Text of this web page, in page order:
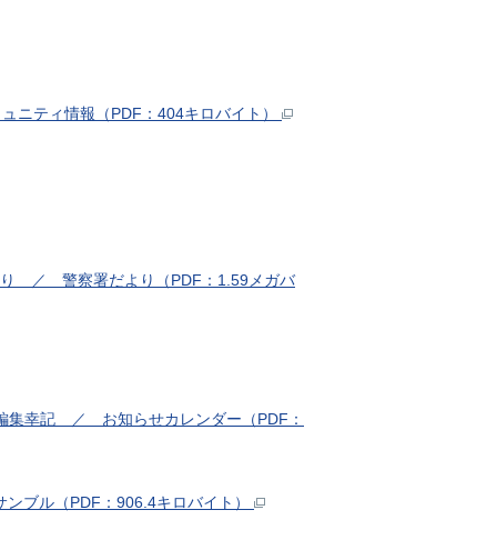
ティ情報（PDF：404キロバイト）
／ 警察署だより（PDF：1.59メガバ
記 ／ お知らせカレンダー（PDF：
ブル（PDF：906.4キロバイト）